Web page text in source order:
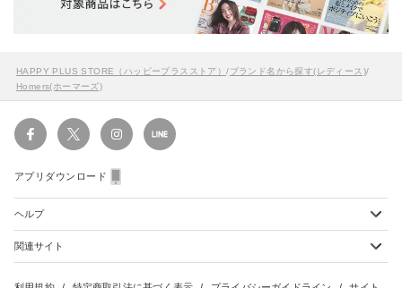
HAPPY PLUS STORE（ハッピープラスストア）/ブランド名から探す(レディース)/
Homers(ホーマーズ)
アプリダウンロード
ヘルプ
ショッピングガイド
関連サイト
雑誌定期購読について